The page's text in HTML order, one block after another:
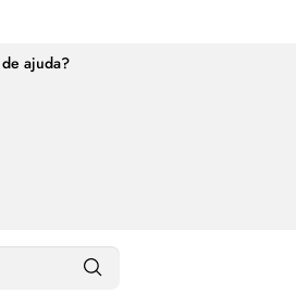
ajuda?